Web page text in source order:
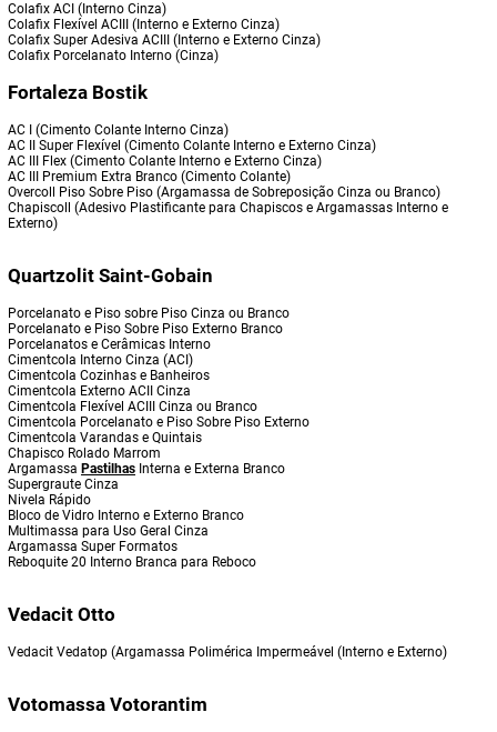
Colafix ACI (Interno Cinza)
Colafix Flexível ACIII (Interno e Externo Cinza)
Colafix Super Adesiva ACIII (Interno e Externo Cinza)
Colafix Porcelanato Interno (Cinza)
Fortaleza Bostik
AC I (Cimento Colante Interno Cinza)
AC II Super Flexível (Cimento Colante Interno e Externo Cinza)
AC III Flex (Cimento Colante Interno e Externo Cinza)
AC III Premium Extra Branco (Cimento Colante)
Overcoll Piso Sobre Piso (Argamassa de Sobreposição Cinza ou Branco)
Chapiscoll (Adesivo Plastificante para Chapiscos e Argamassas Interno e
Externo)
Quartzolit Saint-Gobain
Porcelanato e Piso sobre Piso Cinza ou Branco
Porcelanato e Piso Sobre Piso Externo Branco
Porcelanatos e Cerâmicas Interno
Cimentcola Interno Cinza (ACI)
Cimentcola Cozinhas e Banheiros
Cimentcola Externo ACII Cinza
Cimentcola Flexível ACIII Cinza ou Branco
Cimentcola Porcelanato e Piso Sobre Piso Externo
Cimentcola Varandas e Quintais
Chapisco Rolado Marrom
Argamassa Pastilhas Interna e Externa Branco
Supergraute Cinza
Nivela Rápido
Bloco de Vidro Interno e Externo Branco
Multimassa para Uso Geral Cinza
Argamassa Super Formatos
Reboquite 20 Interno Branca para Reboco
Vedacit Otto
Vedacit Vedatop (Argamassa Polimérica Impermeável (Interno e Externo)
Votomassa Votorantim